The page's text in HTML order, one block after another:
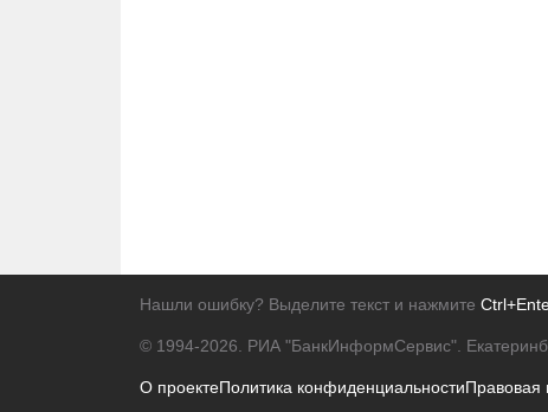
Нашли ошибку? Выделите текст и нажмите
© 1994-2026. РИА "БанкИнформСервис".
О проектеПолитика конфиденциальности